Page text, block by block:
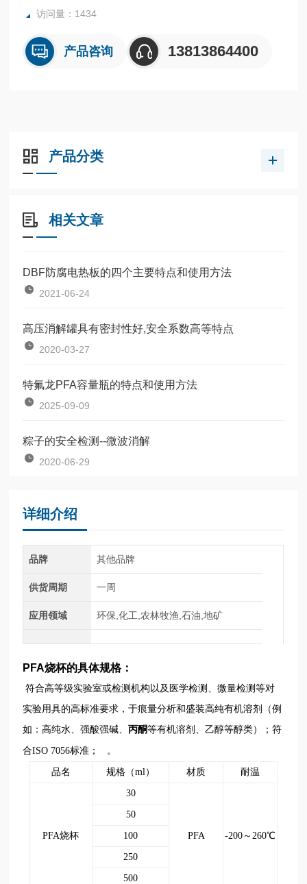
访问量：1434
产品咨询 13813864400
产品分类
相关文章
DBF防腐电热板的四个主要特点和使用方法
2021-06-24
高压消解罐具有密封性好,安全系数高等特点
2020-03-27
特氟龙PFA容量瓶的特点和使用方法
2025-09-09
粽子的安全检测--微波消解
2020-06-29
详细介绍
品牌 其他品牌
供货周期 一周
应用领域 环保,化工,农林牧渔,石油,地矿
PFA烧杯的具体规格：
符合高等级实验室或检测机构以及医学检测、微量检测等对
实验用具的高标准要求，于痕量分析和盛装高纯有机溶剂（例
如：高纯水、强酸强碱、丙酮等有机溶剂、乙醇等醇类）；符
合ISO 7056标准； 。
品名 规格（ml） 材质 耐温
PFA烧杯
30
PFA -200～260℃
50
100
250
500